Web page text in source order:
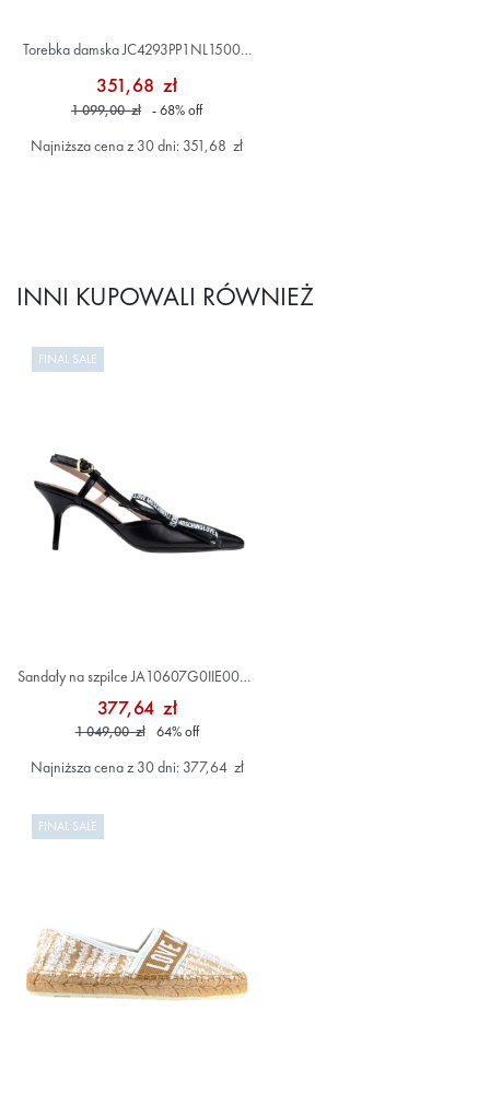
Torebka damska JC4293PP1NL1500A
351,68 zł
1 099,00 zł - 68%off
Najniższa cena z 30 dni: 351,68 zł
INNI KUPOWALI RÓWNIEŻ
FINAL SALE
Sandały na szpilce JA10607G0IIE0000
Czarny
377,64 zł
1 049,00 zł 64%off
Najniższa cena z 30 dni: 377,64 zł
FINAL SALE